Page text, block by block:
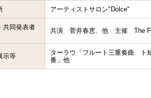
アーティストサロン"Dolce"
共同発表者
共演 菅井春恵、他 主催 The
示等
ターラウ「フルート三重奏曲 ト
番」他